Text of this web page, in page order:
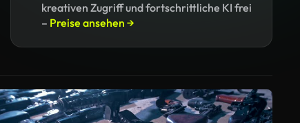
kreativen Zugriff und fortschrittliche KI frei
– Preise ansehen →